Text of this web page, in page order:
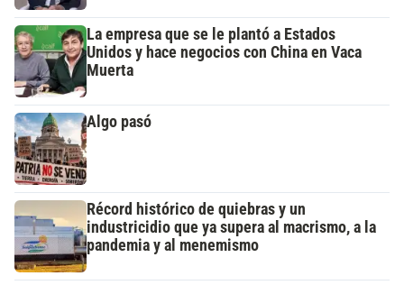
La empresa que se le plantó a Estados
Unidos y hace negocios con China en Vaca
Muerta
Algo pasó
Récord histórico de quiebras y un
industricidio que ya supera al macrismo, a la
pandemia y al menemismo